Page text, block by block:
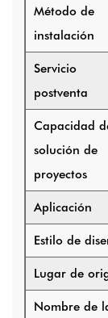
Método de
instalación
Servicio
postventa
Capacidad
solución de
proyectos
Aplicación
Estilo de
Lugar de
Nombre de